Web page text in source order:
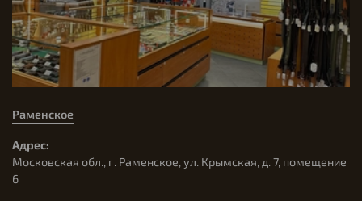
Раменское
Адрес:
Московская обл., г. Раменское, ул. Крымская, д. 7, помещение
6